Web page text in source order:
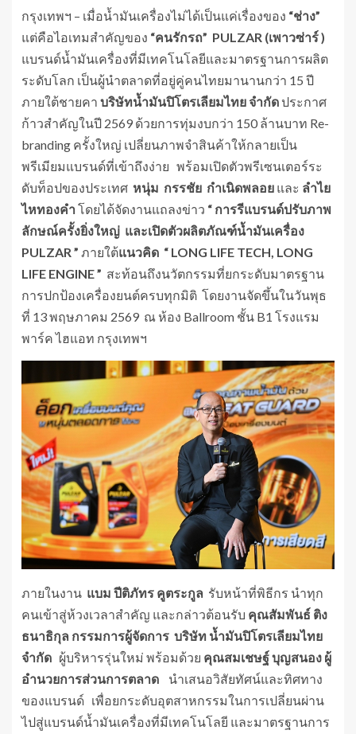
กรุงเทพฯ – เมื่อน้ำมันเครื่องไม่ได้เป็นแค่เรื่องของ “ช่าง”
แต่คือไอเทมสำคัญของ “คนรักรถ” PULZAR (เพาวซ่าร์ )
แบรนด์น้ำมันเครื่องที่มีเทคโนโลยีและมาตรฐานการผลิต
ระดับโลก เป็นผู้นำตลาดที่อยู่คู่คนไทยมานานกว่า 15 ปี
ภายใต้ชายคา บริษัทน้ำมันปิโตรเลียมไทย จำกัดประกาศ
ก้าวสำคัญในปี 2569 ด้วยการทุ่มงบกว่า 150 ล้านบาท Re-
branding ครั้งใหญ่ เปลี่ยนภาพจำสินค้าให้กลายเป็น
พรีเมียมแบรนด์ที่เข้าถึงง่าย พร้อมเปิดตัวพรีเซนเตอร์ระ
ดับท็อปของประเทศ หนุ่ม กรรชัย กำเนิดพลอย และ ลำไย
ไหทองคำ โดยได้จัดงานแถลงข่าว “ การรีแบรนด์ปรับภาพ
ลักษณ์ครั้งยิ่งใหญ่ และเปิดตัวผลิตภัณฑ์น้ำมันเครื่อง
PULZAR ” ภายใต้แนวคิด “ LONG LIFE TECH, LONG
LIFE ENGINE ” สะท้อนถึงนวัตกรรมที่ยกระดับมาตรฐาน
การปกป้องเครื่องยนต์ครบทุกมิติ โดยงานจัดขึ้นในวันพุธ
ที่ 13 พฤษภาคม 2569 ณ ห้อง Ballroom ชั้น B1 โรงแรม
พาร์ค ไฮแอท กรุงเทพฯ
ภายในงาน แบม ปีติภัทร คูตระกูล รับหน้าที่พิธีกร นำทุก
คนเข้าสู่ห้วงเวลาสำคัญ และกล่าวต้อนรับ คุณสัมพันธ์ ติง
ธนาธิกุล กรรมการผู้จัดการ บริษัท น้ำมันปิโตรเลียมไทย
จำกัด ผู้บริหารรุ่นใหม่ พร้อมด้วย คุณสมเชษฐ์ บุญสนอง ผู้
อํานวยการส่วนการตลาด นำเสนอวิสัยทัศน์และทิศทาง
ของแบรนด์ เพื่อยกระดับอุตสาหกรรมในการเปลี่ยนผ่าน
ไปสู่แบรนด์น้ำมันเครื่องที่มีเทคโนโลยี และมาตรฐานการ